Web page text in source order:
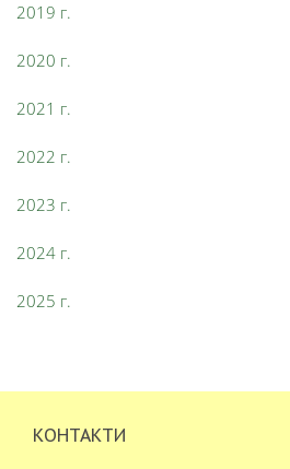
2019 г.
2020 г.
2021 г.
2022 г.
2023 г.
2024 г.
2025 г.
КОНТАКТИ